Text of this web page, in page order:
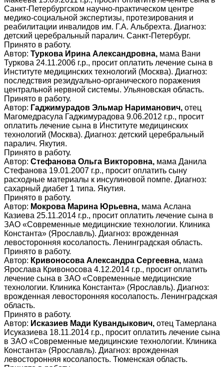
Санкт-Петербургском научно-практическом центре
медико-социальной экспертизы, протезирования и
реабилитации инвалидов им. Г.А. Альбрехта. Диагноз:
детский церебральный паралич. Санкт-Петербург.
Принято в работу.
Автор: Туркова Ирина Александровна, мама Вани
Туркова 24.11.2006 г.р., просит оплатить лечение сына в
Институте медицинских технологий (Москва). Диагноз:
последствия резидуально-органического поражения
центральной нервной системы. Ульяновская область.
Принято в работу.
Автор: Гаджимурадов Эльмар Нариманович, отец
Магомедрасула Гаджимурадова 9.06.2012 г.р., просит
оплатить лечение сына в Институте медицинских
технологий (Москва). Диагноз: детский церебральный
паралич. Якутия.
Принято в работу.
Автор: Стефанова Ольга Викторовна, мама Данила
Стефанова 19.01.2007 г.р., просит оплатить сыну
расходные материалы к инсулиновой помпе. Диагноз:
сахарный диабет 1 типа. Якутия.
Принято в работу.
Автор: Мокрова Марина Юрьевна, мама Аслана
Казиева 25.11.2014 г.р., просит оплатить лечение сына в
ЗАО «Современные медицинские технологии. Клиника
Константа» (Ярославль). Диагноз: врожденная
левосторонняя косолапость. Ленинградская область.
Принято в работу.
Автор: Кривоносова Александра Сергеевна, мама
Ярослава Кривоносова 4.12.2014 г.р., просит оплатить
лечение сына в ЗАО «Современные медицинские
технологии. Клиника Константа» (Ярославль). Диагноз:
врожденная левосторонняя косолапость. Ленинградская
область.
Принято в работу.
Автор: Исказиев Мади Кувандыкович, отец Тамерлана
Исуказиева 18.11.2014 г.р., просит оплатить лечение сына
в ЗАО «Современные медицинские технологии. Клиника
Константа» (Ярославль). Диагноз: врожденная
левосторонняя косолапость. Тюменская область.